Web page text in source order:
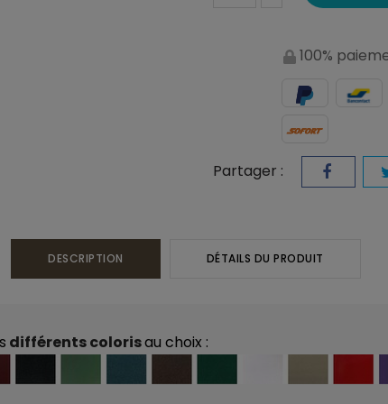
100%
Partager :
DESCRIPTION DÉTAILS DU PRODUIT
différents colorisau choix :